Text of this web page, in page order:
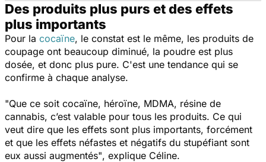
Des produits plus purs et des effets
plus importants
Pour la cocaïne, le constat est le même, les produits de
coupage ont beaucoup diminué, la poudre est plus
dosée, et donc plus pure. C'est une tendance qui se
confirme à chaque analyse.
"Que ce soit cocaïne, héroïne, MDMA, résine de
cannabis, c’est valable pour tous les produits. Ce qui
veut dire que les effets sont plus importants, forcément
et que les effets néfastes et négatifs du stupéfiant sont
eux aussi augmentés", explique Céline.